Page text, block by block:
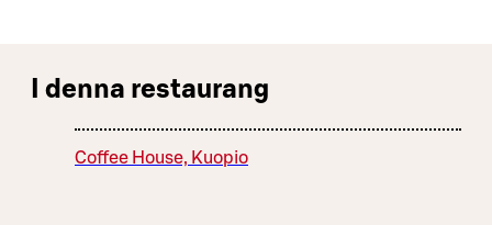
I denna restaurang
Coffee House, Kuopio